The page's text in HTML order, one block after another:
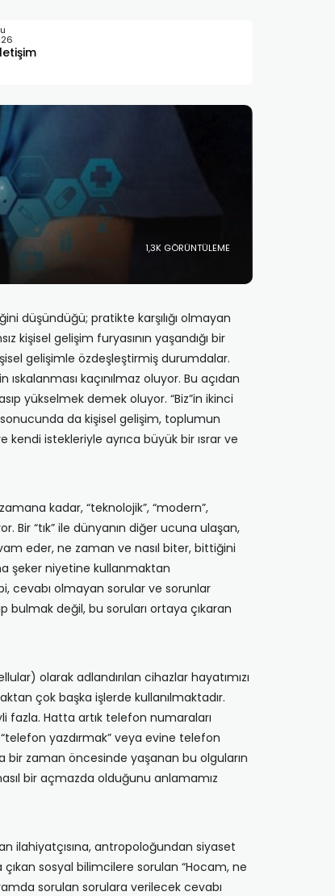
1,3K GÖRÜNTÜLEME
düşündüğü; pratikte karşılığı olmayan
kişisel gelişim furyasının yaşandığı bir
gelişimle özdeşleştirmiş durumdalar.
kaçınılmaz oluyor. Bu açıdan
yükselmek demek oluyor. “Biz”in ikinci
da kişisel gelişim, toplumun
istekleriyle ayrıca büyük bir ısrar ve
kadar, “teknolojik”, “modern”,
Bir “tık” ile dünyanın diğer ucuna ulaşan,
eder, ne zaman ve nasıl biter, bittiğini
şeker niyetine kullanmaktan
cevabı olmayan sorular ve sorunlar
değil, bu soruları ortaya çıkaran
olarak adlandırılan cihazlar hayatımızı
çok başka işlerde kullanılmaktadır.
fazla. Hatta artık telefon numaraları
yazdırmak” veya evine telefon
bir zaman öncesinde yaşanan bu olguların
bir açmazda olduğunu anlamamız
ilahiyatçısına, antropoloğundan siyaset
sosyal bilimcilere sorulan “Hocam, ne
sorulan sorulara verilecek cevabı